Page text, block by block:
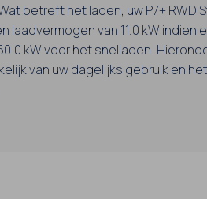
betreft het laden, uw P7+ RWD
laadvermogen van 11.0 kW indien
kW voor het snelladen.
van uw dagelijks gebruik en